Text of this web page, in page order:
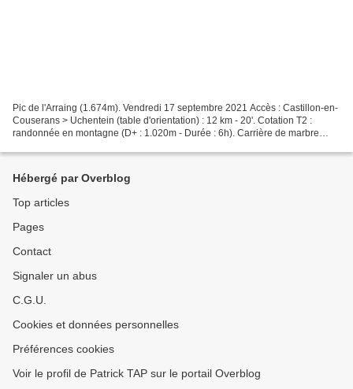
Pic de l'Arraing (1.674m). Vendredi 17 septembre 2021 Accès : Castillon-en-
Couserans > Uchentein (table d'orientation) : 12 km - 20'. Cotation T2 :
randonnée en montagne (D+ : 1.020m - Durée : 6h). Carrière de marbre
Hébergé par Overblog
Top articles
Pages
Contact
Signaler un abus
C.G.U.
Cookies et données personnelles
Préférences cookies
Voir le profil de Patrick TAP sur le portail Overblog